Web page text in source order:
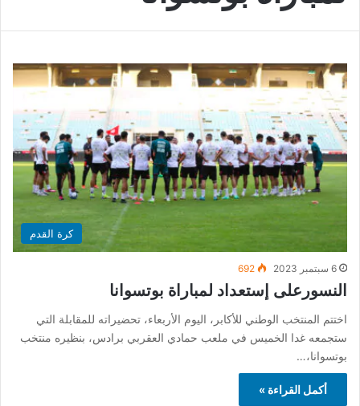
كرة القدم
6 سبتمبر 2023 692
النسورعلى إستعداد لمباراة بوتسوانا
اختتم المنتخب الوطني للأكابر، اليوم الأربعاء، تحضيراته للمقابلة التي
ستجمعه غدا الخميس في ملعب حمادي العقربي برادس، بنظيره منتخب
بوتسوانا،…
أكمل القراءة »